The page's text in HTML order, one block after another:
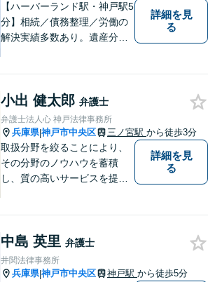
【ハーバーランド駅・神戸駅5
分】相続／債務整理／労働の
解決実績多数あり。遺産分割
目指し、真摯に対応いたしま
す【当日・夜間・休日相談柔
軟に対応】神戸の企業さまの
ご相談にも対応
詳細を見
る
小出 健太郎 弁護士
弁護士法人心 神戸法律事務所
兵庫県|神戸市中央区 三ノ宮駅 から徒歩3分
取扱分野を絞ることにより、
その分野のノウハウを蓄積
し、質の高いサービスを提供
相談ください。
詳細を見
る
中島 英里 弁護士
井関法律事務所
兵庫県|神戸市中央区 神戸駅 から徒歩5分